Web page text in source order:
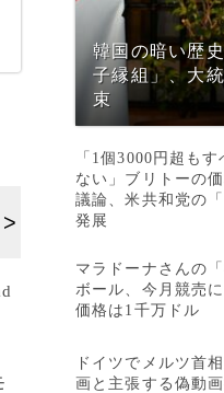
韓国の暗い歴
子縁組」、大
束
「1個3000円超も
ない」ブリトーの
議論、米共和党の
発展
マラドーナさんの「
ボール、今月競売
価格は1千万ドル
ドイツでメルツ首
画と主張する偽動